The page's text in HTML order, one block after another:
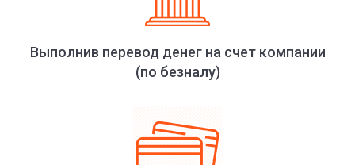
Выполнив перевод денег на счет компании
(по безналу)